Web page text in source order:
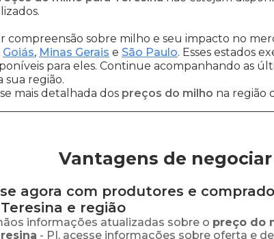
compreensão sobre milho e seu impacto no
Goiás, Minas Gerais e São Paulo. Esses estados
para eles. Continue acompanhando as
sua região.
mais detalhada dos preços do milho na região
Vantagens de
agora com produtores e
Teresina e região
informações atualizadas sobre o preço do
- PI, acesse informações sobre oferta e